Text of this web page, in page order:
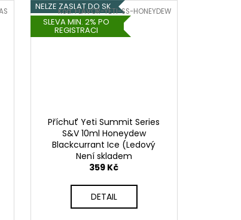
NELZE ZASLAT DO SK
SLEVA MIN. 2% PO
REGISTRACI
Příchuť Yeti Summit Series
S&V 10ml Honeydew
Blackcurrant Ice (Ledový
cukrový meloun s rybízem)
Není skladem
359 Kč
DETAIL
Kód:FLAVOR-YETI-SS-HONEYDEW